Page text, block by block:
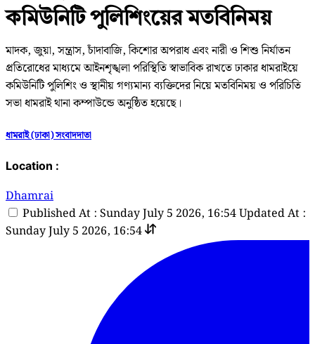
কমিউনিটি পুলিশিংয়ের মতবিনিময়
মাদক, জুয়া, সন্ত্রাস, চাঁদাবাজি, কিশোর অপরাধ এবং নারী ও শিশু নির্যাতন
প্রতিরোধের মাধ্যমে আইনশৃঙ্খলা পরিস্থিতি স্বাভাবিক রাখতে ঢাকার ধামরাইয়ে
কমিউনিটি পুলিশিং ও স্থানীয় গণ্যমান্য ব্যক্তিদের নিয়ে মতবিনিময় ও পরিচিতি
সভা ধামরাই থানা কম্পাউন্ডে অনুষ্ঠিত হয়েছে।
ধামরাই (ঢাকা) সংবাদদাতা
Location :
Dhamrai
Published At : Sunday July 5 2026, 16:54Updated At :
Sunday July 5 2026, 16:54